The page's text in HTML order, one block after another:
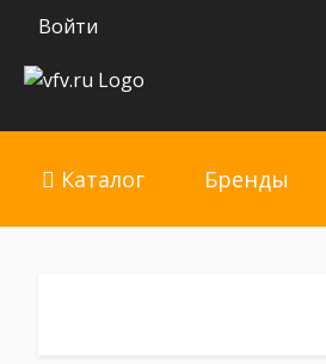
Войти
Каталог Бренды